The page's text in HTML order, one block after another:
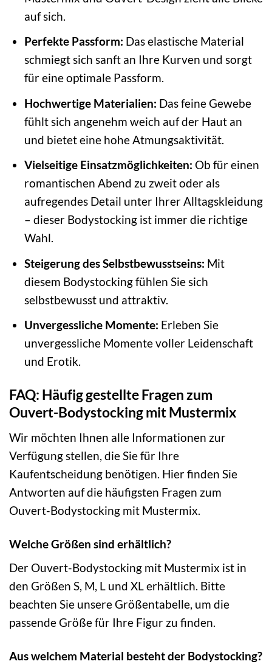
auf sich.
Perfekte Passform: Das elastische Material
schmiegt sich sanft an Ihre Kurven und sorgt
für eine optimale Passform.
Hochwertige Materialien: Das feine Gewebe
fühlt sich angenehm weich auf der Haut an
und bietet eine hohe Atmungsaktivität.
Vielseitige Einsatzmöglichkeiten: Ob für einen
romantischen Abend zu zweit oder als
aufregendes Detail unter Ihrer Alltagskleidung
– dieser Bodystocking ist immer die richtige
Wahl.
Steigerung des Selbstbewusstseins: Mit
diesem Bodystocking fühlen Sie sich
selbstbewusst und attraktiv.
Unvergessliche Momente: Erleben Sie
unvergessliche Momente voller Leidenschaft
und Erotik.
FAQ: Häufig gestellte Fragen zum
Ouvert-Bodystocking mit Mustermix
Wir möchten Ihnen alle Informationen zur
Verfügung stellen, die Sie für Ihre
Kaufentscheidung benötigen. Hier finden Sie
Antworten auf die häufigsten Fragen zum
Ouvert-Bodystocking mit Mustermix.
Welche Größen sind erhältlich?
Der Ouvert-Bodystocking mit Mustermix ist in
den Größen S, M, L und XL erhältlich. Bitte
beachten Sie unsere Größentabelle, um die
passende Größe für Ihre Figur zu finden.
Aus welchem Material besteht der Bodystocking?